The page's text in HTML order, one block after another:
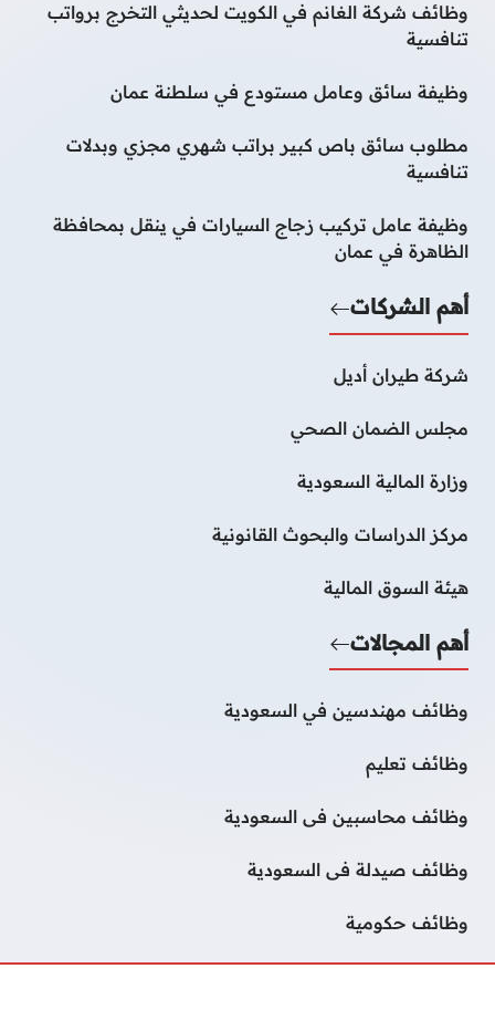
وظائف شركة الغانم في الكويت لحديثي التخرج برواتب
تنافسية
وظيفة سائق وعامل مستودع في سلطنة عمان
مطلوب سائق باص كبير براتب شهري مجزي وبدلات
تنافسية
وظيفة عامل تركيب زجاج السيارات في ينقل بمحافظة
الظاهرة في عمان
أهم الشركات
شركة طيران أديل
مجلس الضمان الصحي
وزارة المالية السعودية
مركز الدراسات والبحوث القانونية
هيئة السوق المالية
أهم المجالات
وظائف مهندسين في السعودية
وظائف تعليم
وظائف محاسبين فى السعودية
وظائف صيدلة فى السعودية
وظائف حكومية